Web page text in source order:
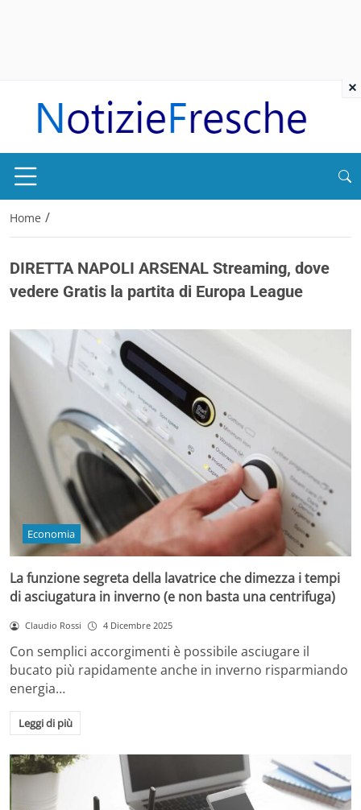
Home /
DIRETTA NAPOLI ARSENAL Streaming, dove
vedere Gratis la partita di Europa League
Economia
La funzione segreta della lavatrice che dimezza i tempi
di asciugatura in inverno (e non basta una centrifuga)
Claudio Rossi 4 Dicembre 2025
Con semplici accorgimenti è possibile asciugare il
bucato più rapidamente anche in inverno risparmiando
energia…
Leggi di più
×